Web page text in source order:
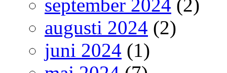
september 2024 (2)
augusti 2024 (2)
juni 2024 (1)